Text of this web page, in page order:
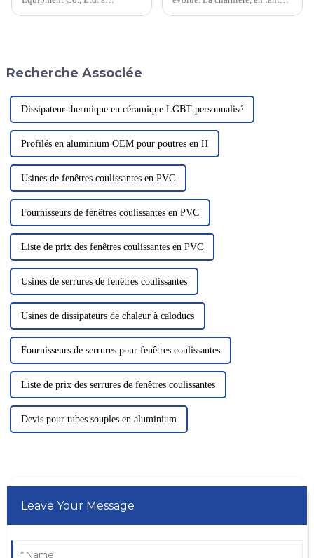
innovant...
Recherche Associée
Dissipateur thermique en céramique LGBT personnalisé
Profilés en aluminium OEM pour poutres en H
Usines de fenêtres coulissantes en PVC
Fournisseurs de fenêtres coulissantes en PVC
Liste de prix des fenêtres coulissantes en PVC
Usines de serrures de fenêtres coulissantes
Usines de dissipateurs de chaleur à caloducs
Fournisseurs de serrures pour fenêtres coulissantes
Liste de prix des serrures de fenêtres coulissantes
Devis pour tubes souples en aluminium
Leave Your Message